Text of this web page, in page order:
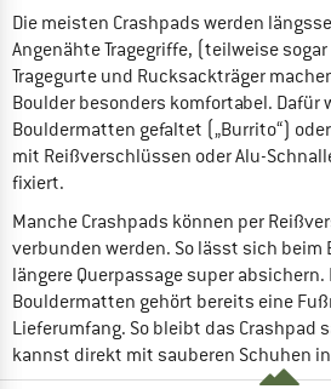
Die meisten Crashpads werden
Angenähte Tragegriffe, (teilweise
Tragegurte und Rucksackträger
Boulder besonders komfortabel. Dafür
Bouldermatten gefaltet („Burrito“)
mit Reißverschlüssen oder Alu-
fixiert.
Manche Crashpads können per
verbunden werden. So lässt sich beim
längere Querpassage super absichern.
Bouldermatten gehört bereits eine
Lieferumfang. So bleibt das Crashpad
kannst direkt mit sauberen Schuhen